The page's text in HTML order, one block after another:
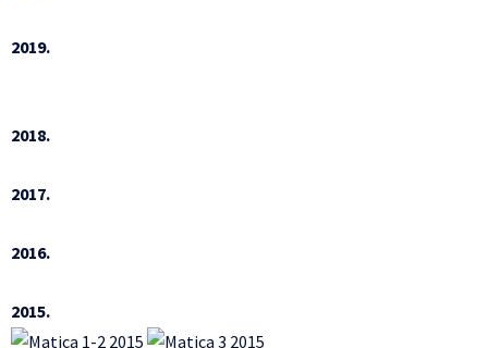
2019.
2018.
2017.
2016.
2015.